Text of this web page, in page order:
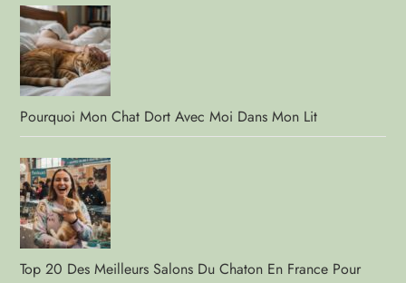
Pourquoi Mon Chat Dort Avec Moi Dans Mon Lit
Top 20 Des Meilleurs Salons Du Chaton En France Pour